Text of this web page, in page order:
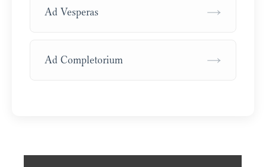
Ad Vesperas →
Ad Completorium →